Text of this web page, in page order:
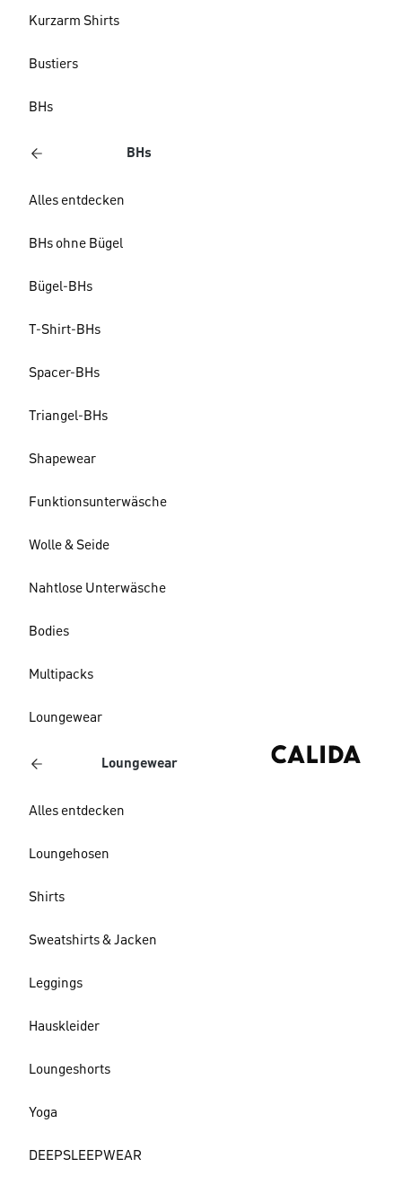
Kurzarm Shirts
Bustiers
BHs
BHs
Alles entdecken
BHs ohne Bügel
Bügel-BHs
T-Shirt-BHs
Spacer-BHs
Triangel-BHs
Shapewear
Funktionsunterwäsche
Wolle & Seide
Nahtlose Unterwäsche
Bodies
Multipacks
Loungewear
Loungewear
Alles entdecken
Loungehosen
Shirts
Sweatshirts & Jacken
Leggings
Hauskleider
Loungeshorts
Yoga
DEEPSLEEPWEAR